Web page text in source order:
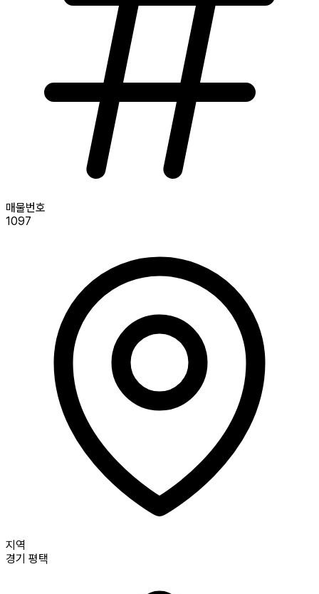
매물번호
1097
지역
경기 평택